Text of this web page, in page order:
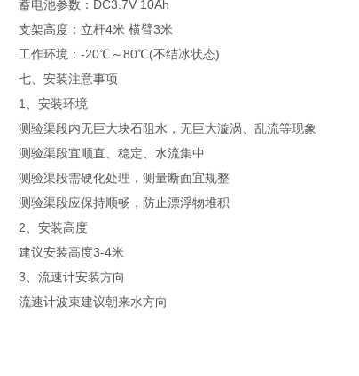
蓄电池参数：DC3.7V 10Ah
支架高度：立杆4米 横臂3米
工作环境：-20℃～80℃(不结冰状态)
七、安装注意事项
1、安装环境
测验渠段内无巨大块石阻水，无巨大漩涡、乱流等现象
测验渠段宜顺直、稳定、水流集中
测验渠段需硬化处理，测量断面宜规整
测验渠段应保持顺畅，防止漂浮物堆积
2、安装高度
建议安装高度3-4米
3、流速计安装方向
流速计波束建议朝来水方向